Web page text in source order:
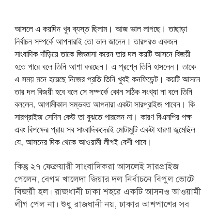
আসলে এ কয়দিন খুব ব্যস্ত ছিলাম। আজ ভাল লাগছে। তাছাড়া
নির্বাচন সম্পর্কে আপনারাই তো ভাল জানেন। তারপরও একজন
সাংবাদিক দাঁড়িয়ে তাকে জিজ্ঞাসা করেন তার দল কয়টি আসনে বিজয়ী
হতে পারে বলে তিনি আশা করছেন। এ প্রশ্নে তিনি হাসলেন। তাকে
এ সময় মনে হয়েছে নিজের প্রতি তিনি খুবই কনফিডেন্ট। কয়টি আসনে
তার দল বিজয়ী হবে বলে সে সম্পর্কে কোন সঠিক সংখ্যা না বলে তিনি
বললেন, আগামীকাল সম্ভবত আপনারা একটা সারপ্রাইজ পাবেন। কি
সারপ্রাইজ সেদিন কেউ তা বুঝতে পারলেন না। কারণ বিএনপির পক্ষ
এবং বিপক্ষের প্রায় সব সাংবাদিকদেরই মোটামুটি একটা ধারণা জন্মেছিল
যে, আসনের দিক থেকে আওয়ামী লীগই বেশী পাবে।
কিন্তু ২৭ ফেব্রুয়ারী সাংবাদিকরা আসলেই সারপ্রাইজ
পেলেন, বেগম খালেদা জিয়ার দল নির্বাচনে বিপুল ভোটে
বিজয়ী হল। রাজধানী ঢাকা শহরে একটি আসনও আওয়ামী
লীগ পেল না। শুধু রাজধানী নয়, ঢাকার আশপাশের সব